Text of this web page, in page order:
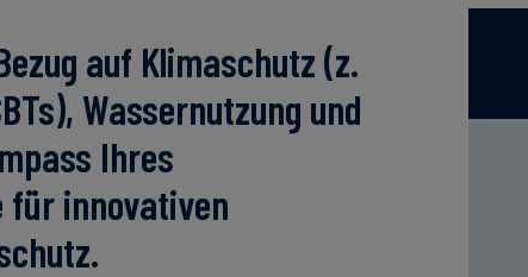
auf Klimaschutz (z.
Wassernutzung und
Ihres
für innovativen